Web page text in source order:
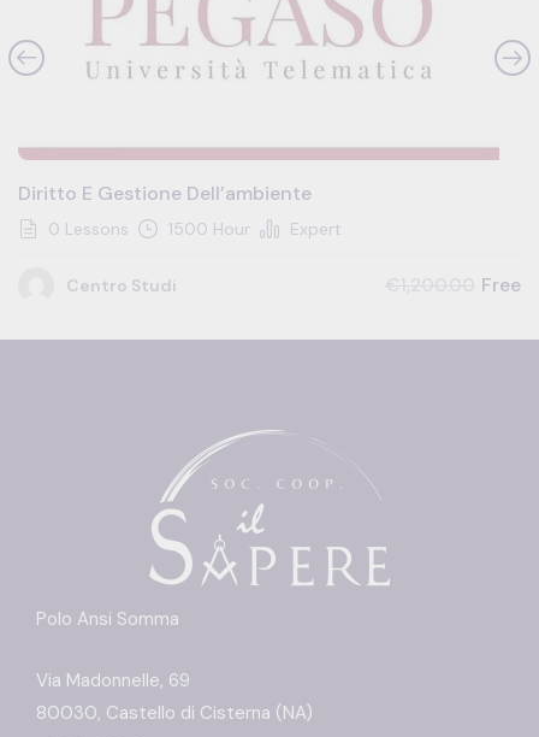
Diritto E Gestione Dell’ambiente
0 Lessons 1500 Hour Expert
Centro Studi Free
Polo Ansi Somma
Via Madonnelle, 69
80030, Castello di Cisterna (NA)